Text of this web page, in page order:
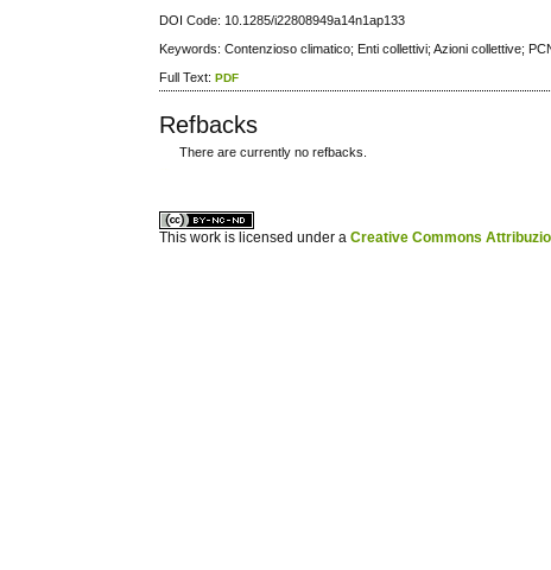
DOI Code: 10.1285/i22808949a14n1ap133
Keywords: Contenzioso climatico; Enti collettivi; Azioni collettive;
Full Text:PDF
Refbacks
There are currently no refbacks.
This work is licensed under aCreative Commons